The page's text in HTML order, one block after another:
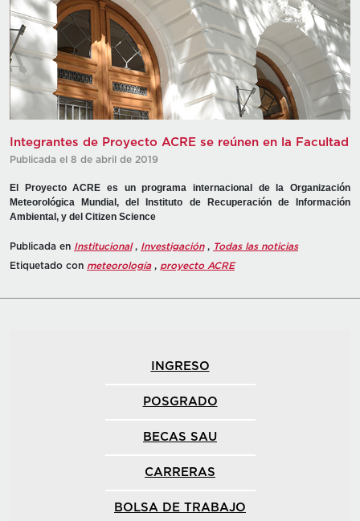
Integrantes de Proyecto ACRE se reúnen en la Facultad
Publicada el 8 de abril de 2019
El Proyecto ACRE es un programa internacional de la Organización
Meteorológica Mundial, del Instituto de Recuperación de Información
Ambiental, y del Citizen Science
Publicada en Institucional, Investigación, Todas las noticias
Etiquetado con meteorología, proyecto ACRE
INGRESO
POSGRADO
BECAS SAU
CARRERAS
BOLSA DE TRABAJO